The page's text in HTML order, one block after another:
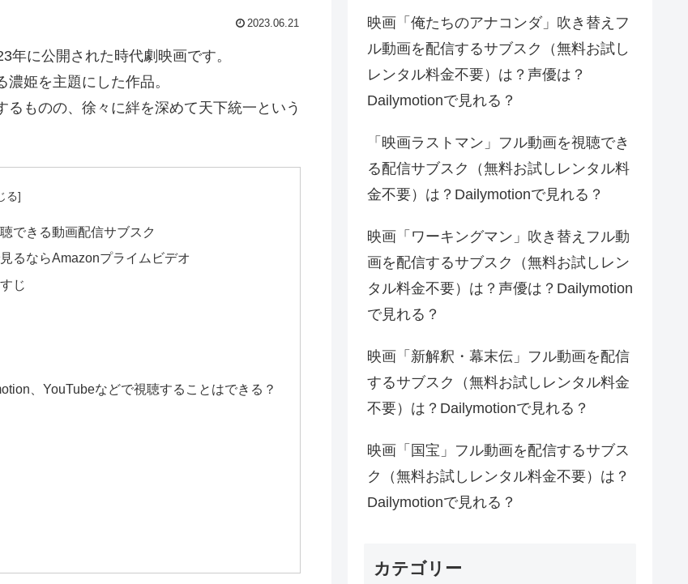
2023.06.21
年に公開された時代劇映画です。
姫を主題にした作品。
ものの、徐々に絆を深めて天下統一という
できる動画配信サブスク
るならAmazonプライムビデオ
じ
、YouTubeなどで視聴することはできる？
映画「俺たちのアナコンダ」吹き替えフ
ル動画を配信するサブスク（無料お試し
レンタル料金不要）は？声優は？
Dailymotionで見れる？
「映画ラストマン」フル動画を視聴でき
る配信サブスク（無料お試しレンタル料
金不要）は？Dailymotionで見れる？
映画「ワーキングマン」吹き替えフル動
画を配信するサブスク（無料お試しレン
タル料金不要）は？声優は？Dailymotion
で見れる？
映画「新解釈・幕末伝」フル動画を配信
するサブスク（無料お試しレンタル料金
不要）は？Dailymotionで見れる？
映画「国宝」フル動画を配信するサブス
ク（無料お試しレンタル料金不要）は？
Dailymotionで見れる？
カテゴリー